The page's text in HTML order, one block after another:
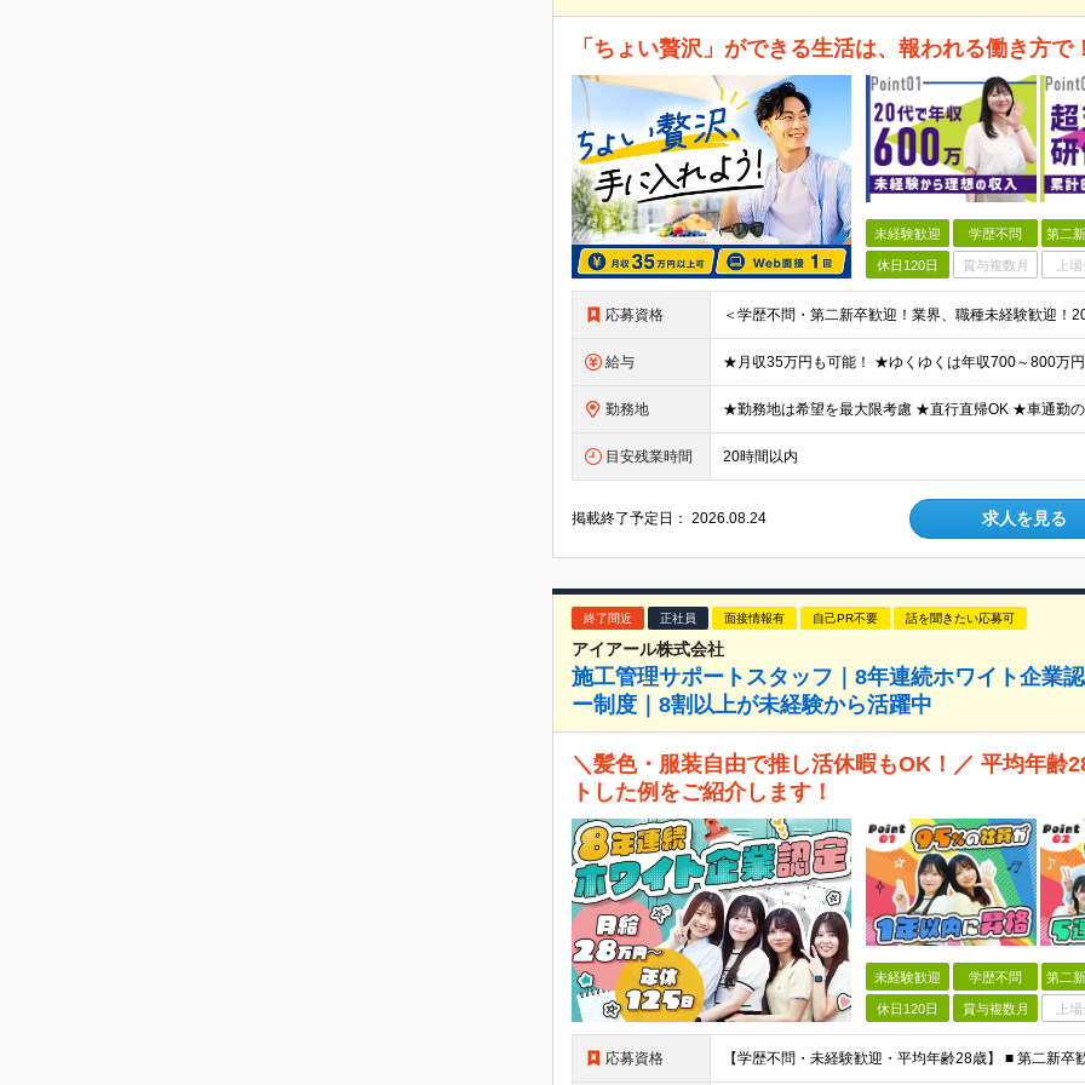
「ちょい贅沢」ができる生活は、報われる働き方
未経験歓迎 学歴不問 第二
休日120日 賞与複数月 上
応募資格
給与
勤務地
目安残業時間 20時間以内
掲載終了予定日：2026.08.24 求人を見る
終了間近 正社員 面接情報有 自己PR不要 話を聞きたい応募可
アイアール株式会社
施工管理サポートスタッフ｜8年連続ホワイト企業
ー制度｜8割以上が未経験から活躍中
＼髪色・服装自由で推し活休暇もOK！／ 平均年齢
トした例をご紹介します！
未経験歓迎 学歴不問 第二
休日120日 賞与複数月 上
応募資格